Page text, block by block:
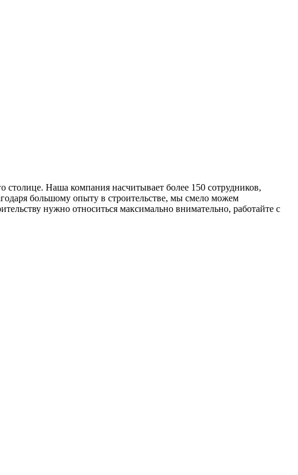
Наша компания насчитывает более 150 сотрудников,
большому опыту в строительстве, мы смело можем
нужно относиться максимально внимательно, работайте с